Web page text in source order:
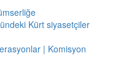
Kürt siyasetçiler
| Komisyon